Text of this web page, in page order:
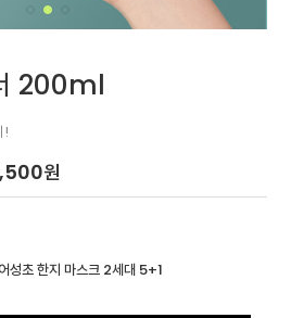
200ml
!
원
성초 한지 마스크 2세대 5+1